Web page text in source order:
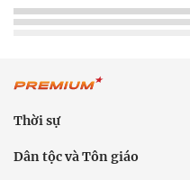
Thời sự
Dân tộc và Tôn giáo